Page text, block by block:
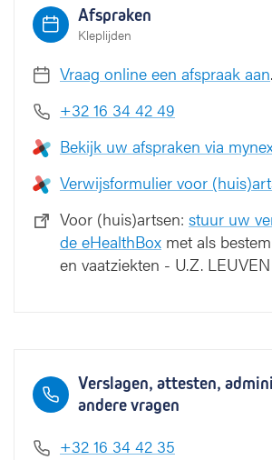
Afspraken
Kleplijden
Vraag online een afspraak aan.
+32 16 34 42 49
Bekijk uw afspraken via
Verwijsformulier voor
Voor (huis)artsen: stuur uw
de eHealthBox met als
en vaatziekten - U.Z. LEUVEN
Verslagen, attesten,
andere vragen
+32 16 34 42 35